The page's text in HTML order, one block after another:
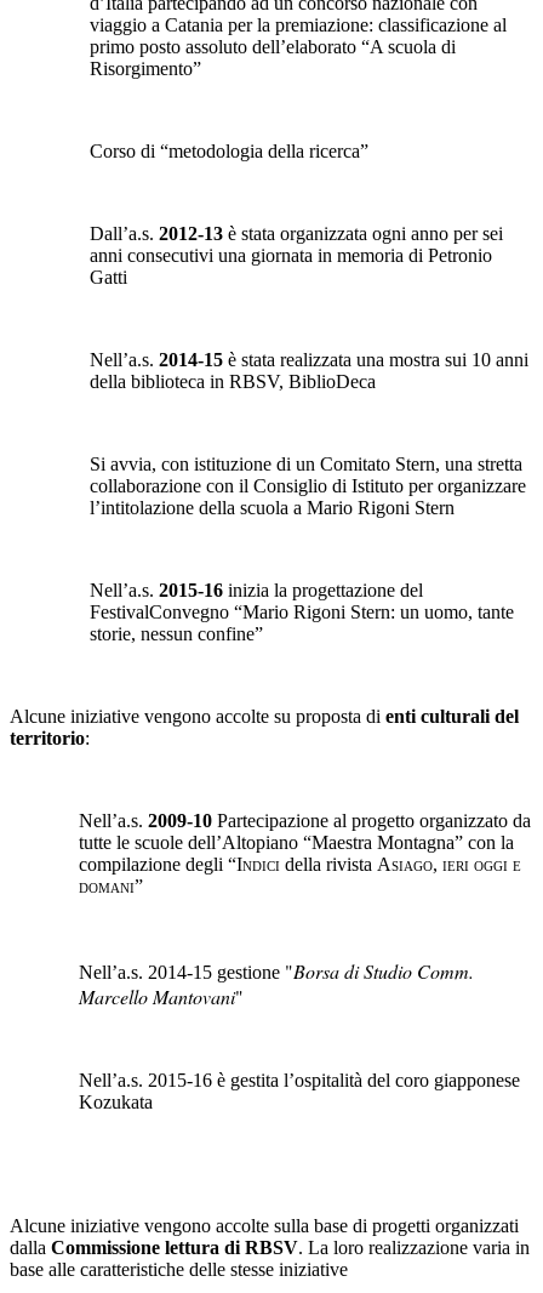
viaggio a Catania per la premiazione: classificazione al
primo posto assoluto dell’elaborato “A scuola di
Risorgimento”
Corso di “metodologia della ricerca”
Dall’a.s.2012-13 è stata organizzata ogni anno per sei
anni consecutivi una giornata in memoria di Petronio
Gatti
Nell’a.s.2014-15 è stata realizzata una mostra sui 10 anni
della biblioteca in RBSV, BiblioDeca
Si avvia, con istituzione di un Comitato Stern, una stretta
collaborazione con il Consiglio di Istituto per organizzare
l’intitolazione della scuola a Mario Rigoni Stern
Nell’a.s.2015-16 inizia la progettazione del
FestivalConvegno “Mario Rigoni Stern: un uomo, tante
storie, nessun confine”
Alcune iniziative vengono accolte su proposta di enti culturali del
territorio:
Nell’a.s. 2009-10Partecipazione al progetto organizzato da
tutte le scuole dell’Altopiano “Maestra Montagna” con la
compilazione degli “Indicidella rivista Asiago, ieri oggi e
domani”
Nell’a.s. 2014-15 gestione "Borsadi Studio Comm.
Marcello Mantovani"
Nell’a.s. 2015-16 è gestita l’ospitalità del coro giapponese
Kozukata
Alcune iniziative vengono accolte sulla base di progetti organizzati
dalla Commissione lettura di RBSV. La loro realizzazione varia in
base alle caratteristiche delle stesse iniziative